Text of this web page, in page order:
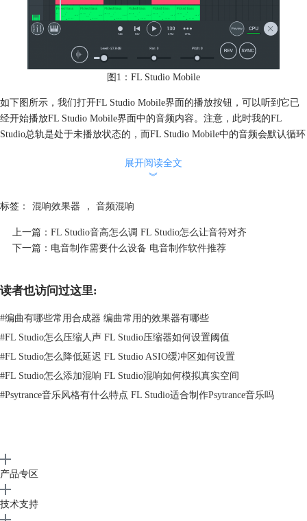
图1：FL Studio Mobile
如下图所示，我们打开FL Studio Mobile界面的播放按钮，可以听到它已
经开始播放FL Studio Mobile界面中的音频内容。注意，此时我的FL
Studio总轨是处于未播放状态的，而FL Studio Mobile中的音频会默认循环
图2：播放
但随着FL Studio最新版本21.3推出，这个问题也得到了修复，如果你使用
FL Studio最新版本在总轨暂停状态下，是不会有任何音频播放的。
展开阅读全文
︾
标签： 混响效果器 ， 音频混响
上一篇： FL Studio音高怎么调 FL Studio怎么让音符对齐
下一篇： 电音制作需要什么设备 电音制作软件推荐
读者也访问过这里:
#编曲有哪些常用合成器 编曲常用的效果器有哪些
#FL Studio怎么压缩人声 FL Studio压缩器如何设置阈值
#FL Studio怎么降低延迟 FL Studio ASIO缓冲区如何设置
#FL Studio怎么添加混响 FL Studio混响如何模拟真实空间
#Psytrance音乐风格有什么特点 FL Studio适合制作Psytrance音乐吗
产品专区
技术支持